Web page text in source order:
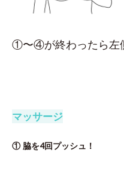
①〜④が終わったら左
マッサージ
① 脇を4回プッシュ！